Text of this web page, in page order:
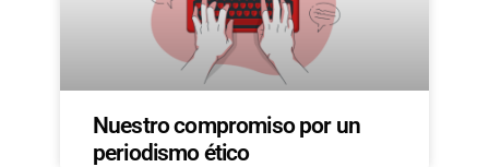
Nuestro compromiso por un
periodismo ético